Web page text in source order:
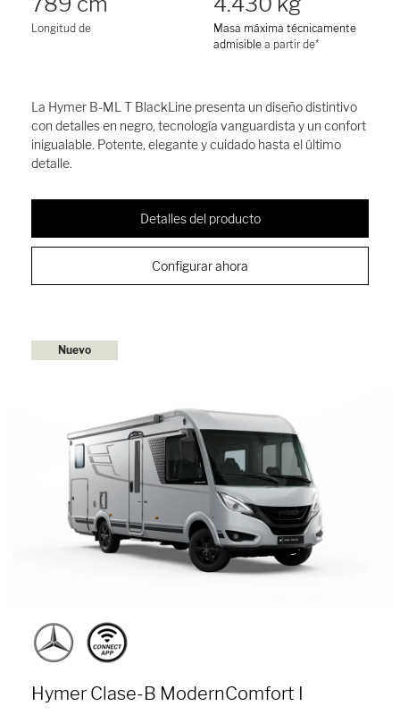
Longitud de
Masa máxima técnicamente
admisible a partir de*
La Hymer B-ML T BlackLine presenta un diseño distintivo
con detalles en negro, tecnología vanguardista y un confort
inigualable. Potente, elegante y cuidado hasta el último
detalle.
Detalles del producto
Configurar ahora
Nuevo
Hymer Clase-B ModernComfort I